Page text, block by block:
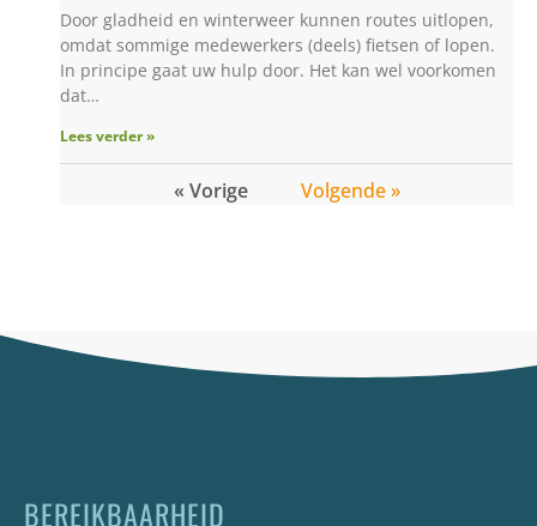
Door gladheid en winterweer kunnen routes uitlopen,
omdat sommige medewerkers (deels) fietsen of lopen.
In principe gaat uw hulp door. Het kan wel voorkomen
dat…
Lees verder »
« Vorige Volgende »
BEREIKBAARHEID